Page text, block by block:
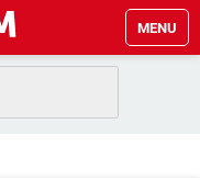
MENU